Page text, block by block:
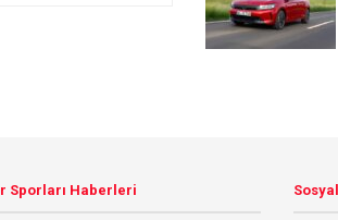
Sporları Haberleri